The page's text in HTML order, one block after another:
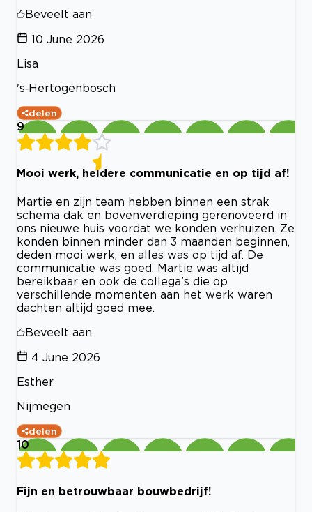
Beveelt aan
10 June 2026
Lisa
's‑Hertogenbosch
delen
9
Mooi werk, heldere communicatie en op tijd af!
Martie en zijn team hebben binnen een strak
schema dak en bovenverdieping gerenoveerd in
ons nieuwe huis voordat we konden verhuizen. Ze
konden binnen minder dan 3 maanden beginnen,
deden mooi werk, en alles was op tijd af. De
communicatie was goed, Martie was altijd
bereikbaar en ook de collega’s die op
verschillende momenten aan het werk waren
dachten altijd goed mee.
Beveelt aan
4 June 2026
Esther
Nijmegen
delen
10
Fijn en betrouwbaar bouwbedrijf!